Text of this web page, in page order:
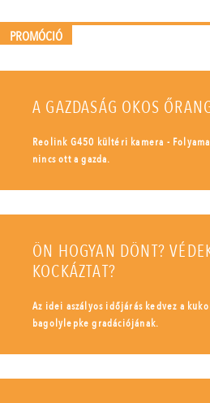
PROMÓCIÓ
A GAZDASÁG OKOS
Reolink G450 kültéri kamera -
nincs ott a gazda.
ÖN HOGYAN DÖNT?
KOCKÁZTAT?
Az idei aszályos időjárás kedvez a
bagolylepke gradációjának.